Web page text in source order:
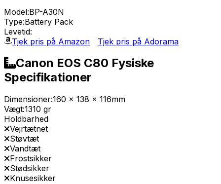
Model:BP-A30N
Type:Battery Pack
Levetid:
Tjek pris på Amazon
Tjek pris på Adorama
Canon EOS C80 Fysiske
Specifikationer
Dimensioner:160 x 138 x 116mm
Vægt:1310 gr
Holdbarhed
Vejrtætnet
Støvtæt
Vandtæt
Frostsikker
Stødsikker
Knusesikker